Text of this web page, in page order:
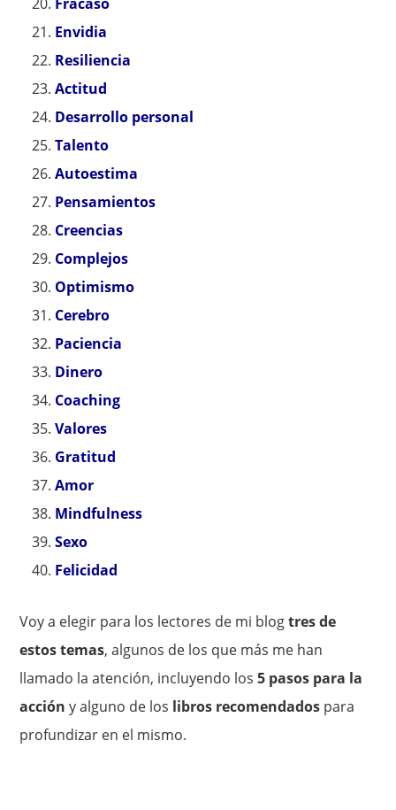
Envidia
Resiliencia
Actitud
Desarrollo personal
Talento
Autoestima
Pensamientos
Creencias
Complejos
Optimismo
Cerebro
Paciencia
Dinero
Coaching
Valores
Gratitud
Amor
Mindfulness
Sexo
Felicidad
Voy a elegir para los lectores de mi blogtres de
estos temas, algunos de los que más me han
llamado la atención, incluyendo los5 pasos para la
acción y alguno de los libros recomendados para
profundizar en el mismo.